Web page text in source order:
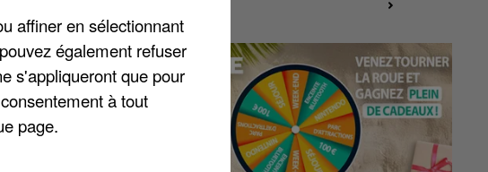
et les
la Brie
Mormant,
par
ou
affiner en sélectionnant
également refuser
s'appliqueront que pour
à tout
page.